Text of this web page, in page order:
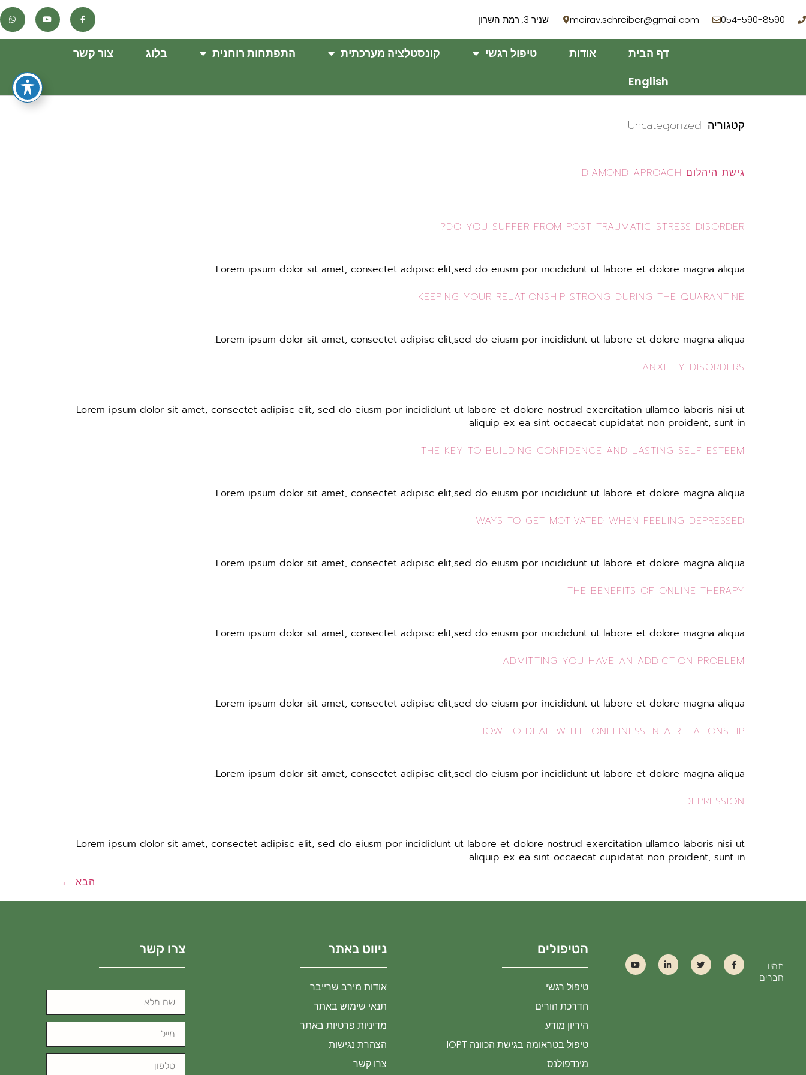
054-590-8590
meirav.schreiber@gmail.com שניר 3, רמת השרון
דף הבית אודות טיפול רגשי קונסטלציה מערכתית התפתחות רוחנית בלוג
צור קשר
English
קטגוריה: Uncategorized
גישת היהלום DIAMOND APROACH
DO YOU SUFFER FROM POST-TRAUMATIC STRESS DISORDER?
Lorem ipsum dolor sit amet, consectet adipisc elit,sed do eiusm por incididunt ut labore et dolore magna aliqua.
KEEPING YOUR RELATIONSHIP STRONG DURING THE QUARANTINE
Lorem ipsum dolor sit amet, consectet adipisc elit,sed do eiusm por incididunt ut labore et dolore magna aliqua.
ANXIETY DISORDERS
Lorem ipsum dolor sit amet, consectet adipisc elit, sed do eiusm por incididunt ut labore et dolore nostrud exercitation ullamco laboris nisi ut
aliquip ex ea sint occaecat cupidatat non proident, sunt in
THE KEY TO BUILDING CONFIDENCE AND LASTING SELF-ESTEEM
Lorem ipsum dolor sit amet, consectet adipisc elit,sed do eiusm por incididunt ut labore et dolore magna aliqua.
WAYS TO GET MOTIVATED WHEN FEELING DEPRESSED
Lorem ipsum dolor sit amet, consectet adipisc elit,sed do eiusm por incididunt ut labore et dolore magna aliqua.
THE BENEFITS OF ONLINE THERAPY
Lorem ipsum dolor sit amet, consectet adipisc elit,sed do eiusm por incididunt ut labore et dolore magna aliqua.
ADMITTING YOU HAVE AN ADDICTION PROBLEM
Lorem ipsum dolor sit amet, consectet adipisc elit,sed do eiusm por incididunt ut labore et dolore magna aliqua.
HOW TO DEAL WITH LONELINESS IN A RELATIONSHIP
Lorem ipsum dolor sit amet, consectet adipisc elit,sed do eiusm por incididunt ut labore et dolore magna aliqua.
DEPRESSION
Lorem ipsum dolor sit amet, consectet adipisc elit, sed do eiusm por incididunt ut labore et dolore nostrud exercitation ullamco laboris nisi ut
aliquip ex ea sint occaecat cupidatat non proident, sunt in
הבא ←
תהיו
חברים
הטיפולים
טיפול רגשי
הדרכת הורים
היריון מודע
טיפול בטראומה בגישת הכוונה IOPT
מינדפולנס
ניווט באתר
אודות מירב שרייבר
תנאי שימוש באתר
מדיניות פרטיות באתר
הצהרת נגישות
צרו קשר
צרו קשר